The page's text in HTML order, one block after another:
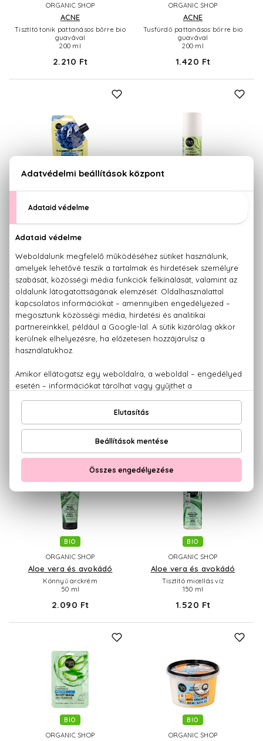
ORGANIC SHOP
ACNE
Tisztító tonik pattanásos bőrre bio
guavával
200 ml
2.210 Ft
ORGANIC SHOP
ACNE
Tusfürdő pattanásos bőrre bio
guavával
200 ml
1.420 Ft
BIO
ORGANIC SHOP
Age Defence
100 ml
1.130 Ft
ORGANIC SHOP
50 ml
BIO
ORGANIC SHOP
Alma és szőlő
fogakra
1.660 Ft
ORGANIC SHOP
Aloe vera és avokádó
200 ml
BIO
ORGANIC SHOP
Aloe vera és avokádó
Könnyű arckrém
50 ml
2.090 Ft
BIO
ORGANIC SHOP
Aloe vera és avokádó
Tisztító micellás víz
150 ml
1.520 Ft
BIO
ORGANIC SHOP
BIO
ORGANIC SHOP